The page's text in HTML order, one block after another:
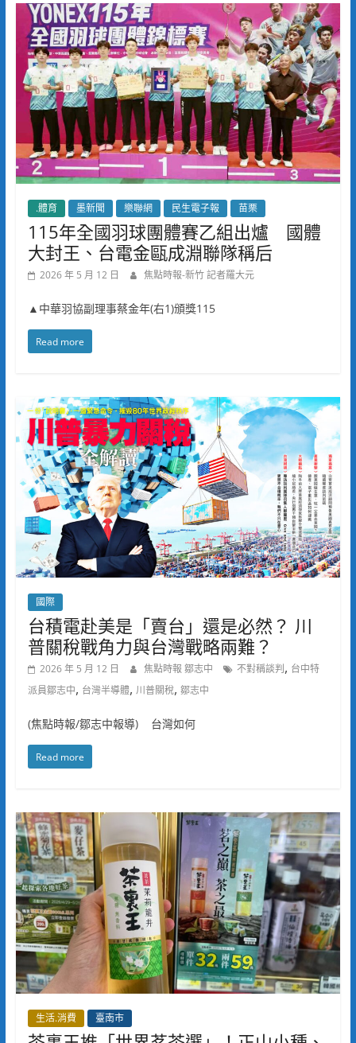
.體育 墨新聞 樂聯網 民生電子報 苗栗
115年全國羽球團體賽乙組出爐 國體
大封王、台電金甌成淵聯隊稱后
2026 年 5 月 12 日 焦點時報-新竹 記者羅大元
▲中華羽協副理事蔡金年(右1)頒獎115
Read more
國際
台積電赴美是「賣台」還是必然？ 川
普關稅戰角力與台灣戰略兩難？
2026 年 5 月 12 日 焦點時報 鄒志中 不對稱談判, 台中特
派員鄒志中, 台灣半導體, 川普關稅, 鄒志中
(焦點時報/鄒志中報導) 台灣如何
Read more
生活.消費 臺南市